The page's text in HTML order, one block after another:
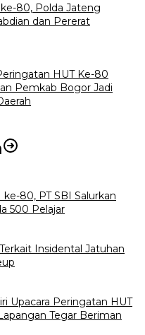
80, Polda Jateng
dan Pererat
HUT Ke-80
Pemkab Bogor Jadi
80, PT SBI Salurkan
500 Pelajar
Insidental Jatuhan
Upacara Peringatan HUT
Tegar Beriman